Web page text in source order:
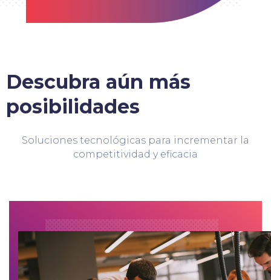
Descubra aún más
posibilidades
Soluciones tecnológicas para incrementar la
competitividad y eficacia